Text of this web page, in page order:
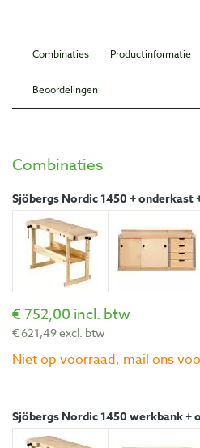
Combinaties Productinformatie
Beoordelingen
Combinaties
Sjöbergs Nordic 1450 + onderkast
752,00 incl. btw
621,49 excl. btw
Niet op voorraad, mail ons
Sjöbergs Nordic 1450 werkbank +